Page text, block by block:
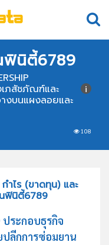
ฟินิตี้6789
108
ภสัชภัณฑ์และ
งบนแผงลอยและ
ำไร (ขาดทุน) และ
ฟินิตี้6789
ระกอบธุรกิจ
ปลีกการซ่อมยาน